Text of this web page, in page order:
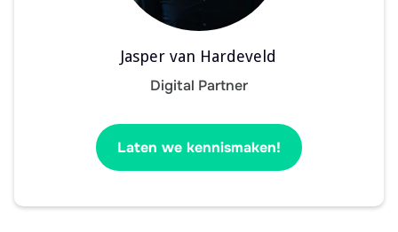
Jasper van Hardeveld
Digital Partner
Laten we kennismaken!